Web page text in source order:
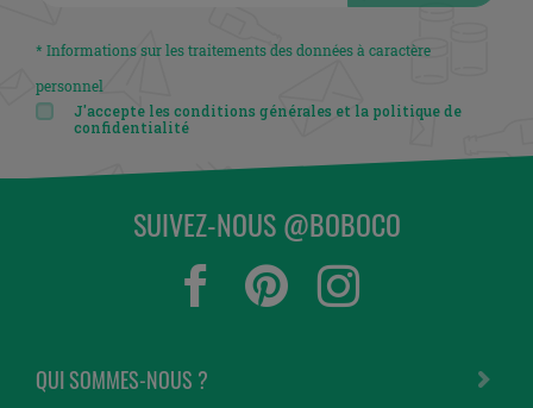
* Informations sur les traitements des données à caractère
personnel
J'accepte les conditions générales et la politique de
confidentialité
QUI SOMMES-NOUS ?
SUIVEZ-NOUS @BOBOCO